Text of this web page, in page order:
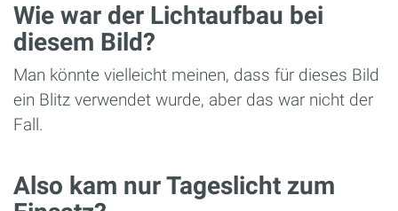
Wie war der Lichtaufbau bei
diesem Bild?
Man könnte vielleicht meinen, dass für dieses Bild
ein Blitz verwendet wurde, aber das war nicht der
Fall.
Also kam nur Tageslicht zum